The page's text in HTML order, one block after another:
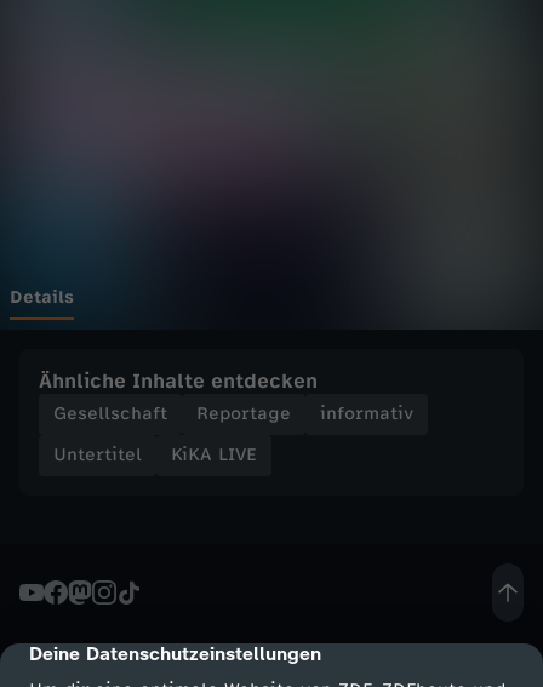
cmp-dialog-description
Deine Datenschutzeinstellungen
f
n
t
F
Details
Ähnliche Inhalte entdecken
Gesellschaft Reportage
informativ
Untertitel
KiKA LIVE